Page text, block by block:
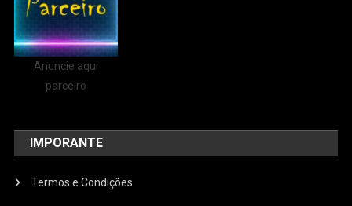
Anuncie aqui
parceiro
IMPORANTE
Termos e Condições